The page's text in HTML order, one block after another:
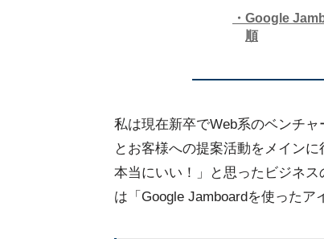
Google
順
私は現在新卒でWeb系のベンチ
とお客様への提案活動をメイン
本当にいい！」と思ったビジネ
は「Google Jamboardを使ったア